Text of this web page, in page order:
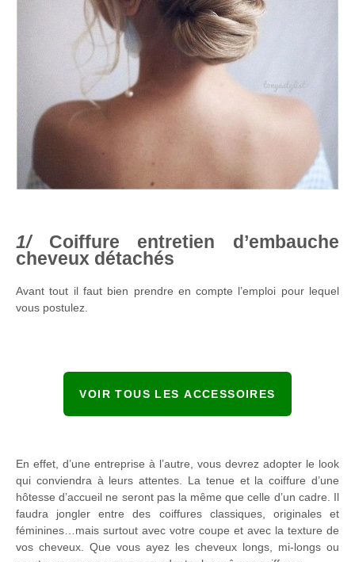
Coiffure entretien d’embauche
cheveux détachés
Avant tout il faut bien prendre en compte l’emploi pour lequel
vous postulez.
VOIR TOUS LES ACCESSOIRES
En effet, d’une entreprise à l’autre, vous devrez adopter le look
qui conviendra à leurs attentes. La tenue et la coiffure d’une
hôtesse d’accueil ne seront pas la même que celle d’un cadre. Il
faudra jongler entre des coiffures classiques, originales et
féminines…mais surtout avec votre coupe et avec la texture de
vos cheveux. Que vous ayez les cheveux longs, mi-longs ou